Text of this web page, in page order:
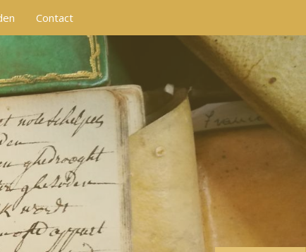
Contact